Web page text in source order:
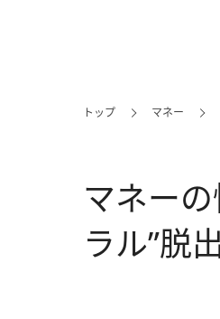
トップ マネー
マネー
ラル”脱